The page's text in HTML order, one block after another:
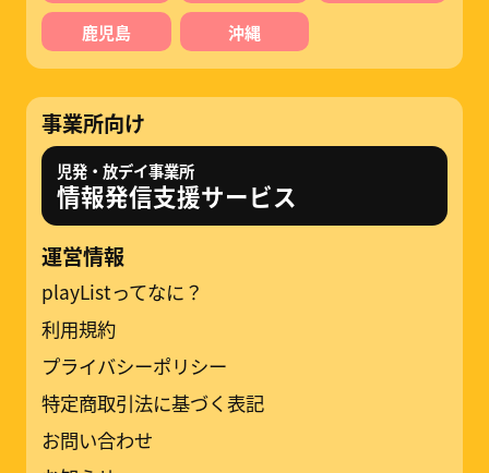
鹿児島 沖縄
事業所向け
児発・放デイ事業所
情報発信支援サービス
運営情報
playListってなに？
利用規約
プライバシーポリシー
特定商取引法に基づく表記
お問い合わせ